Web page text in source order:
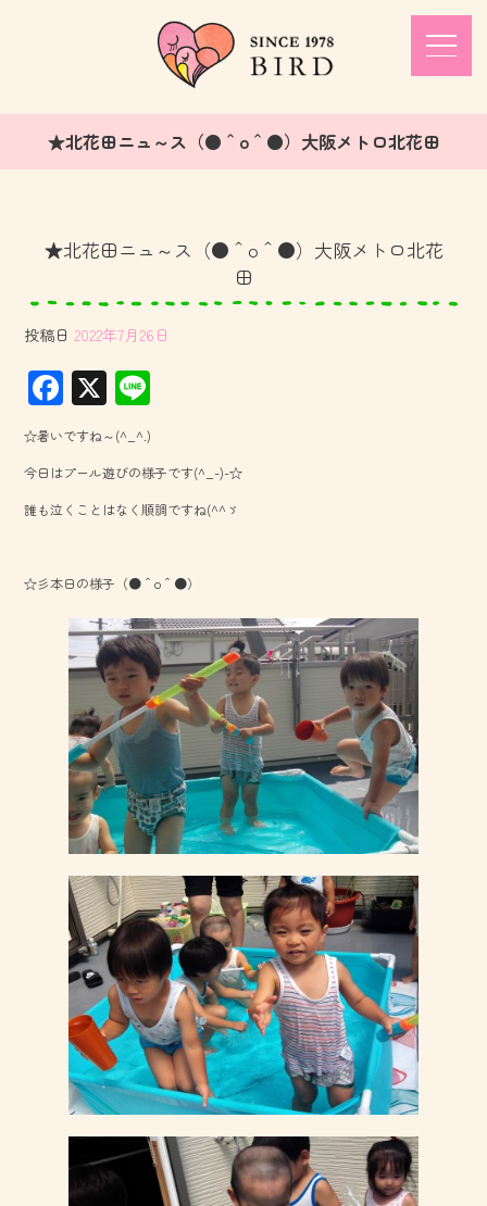
★北花田ニュ～ス（●＾o＾●）大阪メトロ北花田
★北花田ニュ～ス（●＾o＾●）大阪メトロ北花
田
投稿日 2022年7月26日
F
ac
e
b
o
X
☆暑いですね～(^_^.)
今日はプール遊びの様子です(^_-)-☆
誰も泣くことはなく順調ですね(^^ゞ
☆彡本日の様子（●＾o＾●）